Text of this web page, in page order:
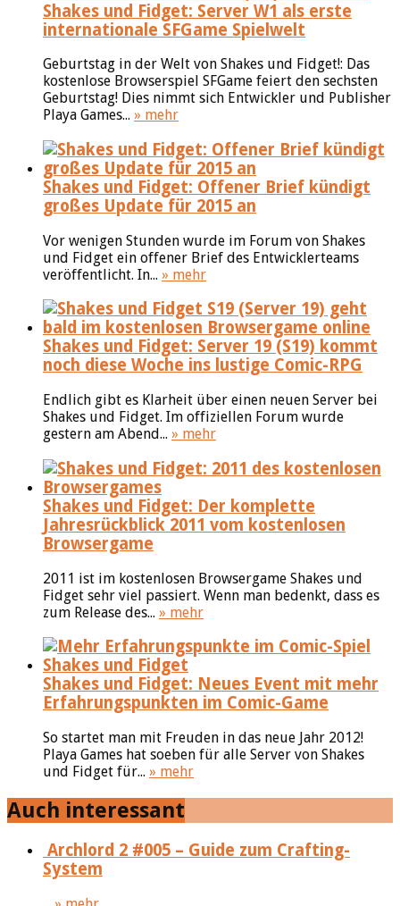
Shakes und Fidget: Server W1 als erste
internationale SFGame Spielwelt
Geburtstag in der Welt von Shakes und Fidget!: Das
kostenlose Browserspiel SFGame feiert den sechsten
Geburtstag! Dies nimmt sich Entwickler und Publisher
Playa Games... » mehr
Shakes und Fidget: Offener Brief kündigt
großes Update für 2015 an
Vor wenigen Stunden wurde im Forum von Shakes
und Fidget ein offener Brief des Entwicklerteams
veröffentlicht. In... » mehr
Shakes und Fidget: Server 19 (S19) kommt
noch diese Woche ins lustige Comic-RPG
Endlich gibt es Klarheit über einen neuen Server bei
Shakes und Fidget. Im offiziellen Forum wurde
gestern am Abend... » mehr
Shakes und Fidget: Der komplette
Jahresrückblick 2011 vom kostenlosen
Browsergame
2011 ist im kostenlosen Browsergame Shakes und
Fidget sehr viel passiert. Wenn man bedenkt, dass es
zum Release des... » mehr
Shakes und Fidget: Neues Event mit mehr
Erfahrungspunkten im Comic-Game
So startet man mit Freuden in das neue Jahr 2012!
Playa Games hat soeben für alle Server von Shakes
und Fidget für... » mehr
Auch interessant
Archlord 2 #005 – Guide zum Crafting-
System